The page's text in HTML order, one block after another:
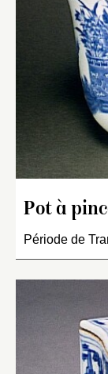
Pot à
Période de